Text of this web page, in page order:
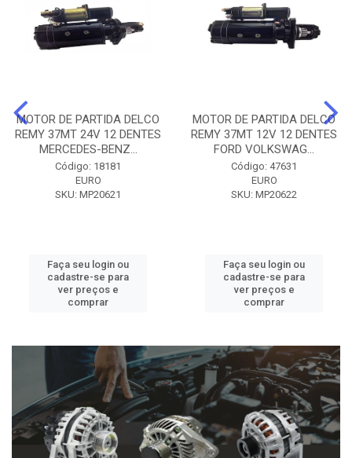
MOTOR DE PARTIDA DELCO
REMY 37MT 24V 12 DENTES
MERCEDES-BENZ...
Código: 18181
EURO
SKU: MP20621
Faça seu login ou
cadastre-se para
ver preços e
comprar
MOTOR DE PARTIDA DELCO
REMY 37MT 12V 12 DENTES
FORD VOLKSWAG...
Código: 47631
EURO
SKU: MP20622
Faça seu login ou
cadastre-se para
ver preços e
comprar